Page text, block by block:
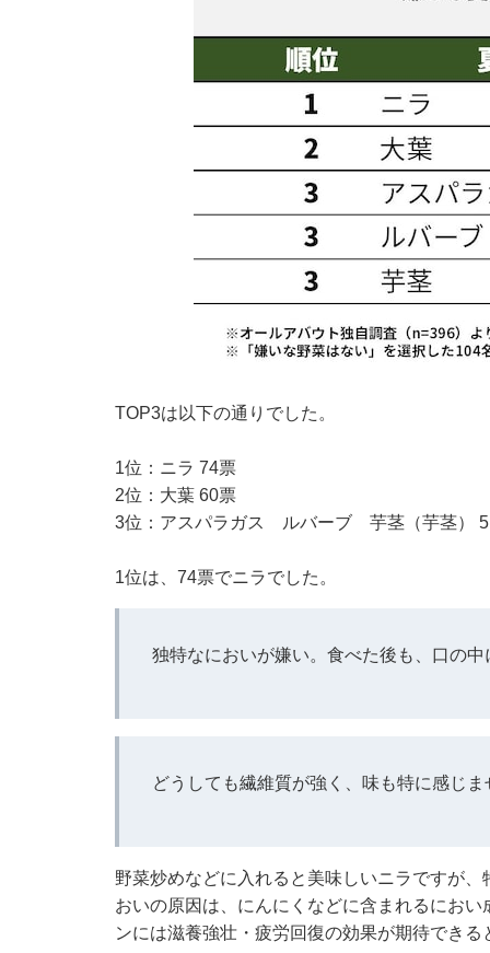
TOP3は以下の通りでした。
1位：ニラ 74票
2位：大葉 60票
3位：アスパラガス ルバーブ 芋茎（芋茎）
1位は、74票でニラでした。
独特なにおいが嫌い。食べた後も、口の
どうしても繊維質が強く、味も特に感じ
野菜炒めなどに入れると美味しいニラですが
おいの原因は、にんにくなどに含まれるにお
ンには滋養強壮・疲労回復の効果が期待でき